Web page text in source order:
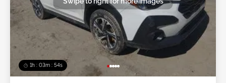
1h : 03m : 51s